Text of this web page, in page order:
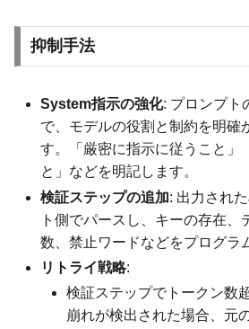
抑制手法
System指示の強化: プロンプト
で、モデルの役割と制約を明確
す。「厳密に指示に従うこと」
と」などを明記します。
検証ステップの追加: 出力され
ト側でパースし、キーの存在、
数、禁止ワードなどをプログラ
リトライ戦略:
検証ステップでトークン数
崩れが検出された場合、元